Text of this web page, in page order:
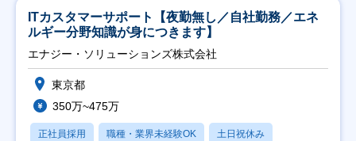
ITカスタマーサポート【夜勤無し／自社勤務／エネ
ルギー分野知識が身につきます】
エナジー・ソリューションズ株式会社
東京都
350万~475万
正社員採用 職種・業界未経験OK 土日祝休み